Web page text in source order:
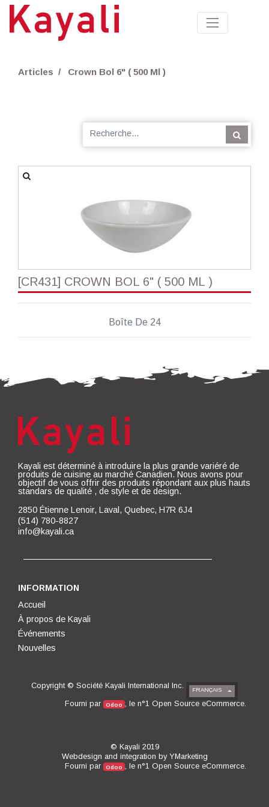
Articles Crown Bol 6" ( 500 Ml )
[CR431] CROWN BOL 6" ( 500 ML )
Boîte De 24
Kayali est déterminé à introduire la plus grande variéré de
produits de cuisine au marché Canadien. Nous avons pour
objectif de vous offrir des produits répondant aux plus hauts
standars de qualité , de style et de design.
2850 Étienne Lenoir, Laval, Quebec, H7R 6J4
(514) 780-8827
info@kayali.ca
INFORMATION
Accueil
À propos de Kayali
Événements
Nouvelles
Copyright © Société Kayali International Inc. FRANÇAIS
Fourni par Odoo , le n°1 Open Source eCommerce.
© Kayali 2019
Webdesign and integration by YMarketing
Fourni par Odoo , le n°1 Open Source eCommerce.